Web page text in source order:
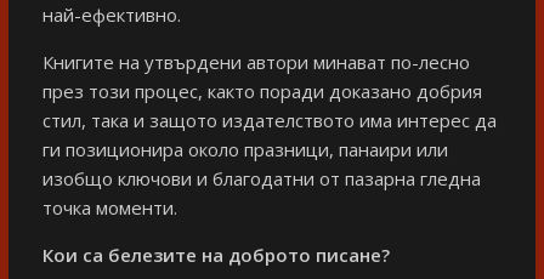
най-ефективно.
Книгите на утвърдени автори минават по-лесно
през този процес, както поради доказано добрия
стил, така и защото издателството има интерес да
ги позиционира около празници, панаири или
изобщо ключови и благодатни от пазарна гледна
точка моменти.
Кои са белезите на доброто писане?